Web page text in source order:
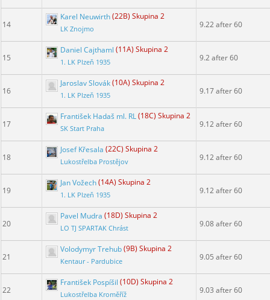
14
Karel Neuwirth(22B) Skupina 2
LK Znojmo 9.22 after 60
15
Daniel Cajthaml (11A) Skupina 2
1. LK Plzeň 1935 9.2 after 60
16
Jaroslav Slovák(10A) Skupina 2
1. LK Plzeň 1935 9.17 after 60
17
František Hadaš ml. RL(18C) Skupina 2
SK Start Praha 9.12 after 60
18
Josef Křesala (22C) Skupina 2
Lukostřelba Prostějov 9.12 after 60
19
Jan Vožech(14A) Skupina 2
1. LK Plzeň 1935 9.12 after 60
20
Pavel Mudra (18D) Skupina 2
LO TJ SPARTAK Chrást 9.08 after 60
21
Volodymyr Trehub(9B) Skupina 2
Kentaur - Pardubice 9.05 after 60
22
František Pospíšil (10D) Skupina 2
Lukostřelba Kroměříž 9.03 after 60